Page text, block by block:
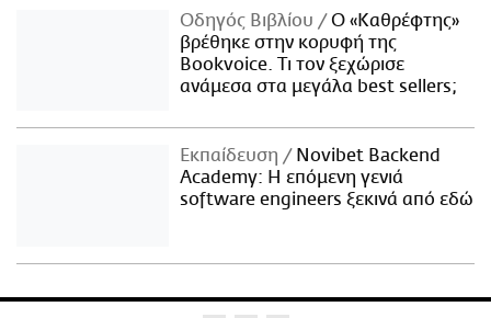
Οδηγός Βιβλίου
Ο «Καθρέφτης»
βρέθηκε στην κορυφή της
Bookvoice. Τι τον ξεχώρισε
ανάμεσα στα μεγάλα best sellers;
Εκπαίδευση
Novibet Backend
Academy: Η επόμενη γενιά
software engineers ξεκινά από εδώ